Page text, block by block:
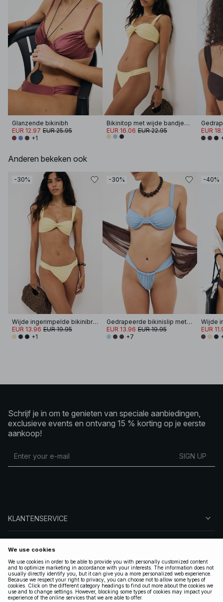
Glanzende bikinibh
EUR 12.97 EUR 25.95
+1
Bikinitop met wijde bandjes en gedraaide voorkant
EUR 16.06 EUR 22.95
EUR
Anderen bekeken ook
-30%
Wijde ingerimpelde bikinibroek
EUR 13.96 EUR 19.95
+1
-30%
Gedrapeerde bikinislip met wijde band
EUR 13.96 EUR 19.95
+7
-40%
EUR
Schrijf je in om te genieten van speciale aanbiedingen,
exclusieve events en ontvang 15 % korting op je eerste
aankoop!
SIGN UP
KLANTENSERVICE
VOLG ONS
LEGAAL